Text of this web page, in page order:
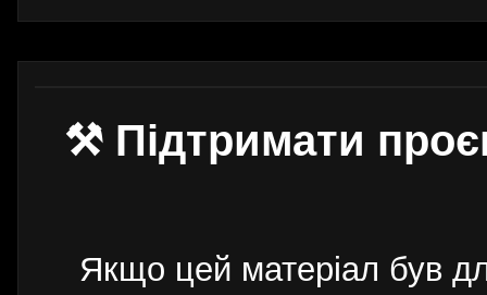
⚒ Підтримати
Якщо цей матеріал був